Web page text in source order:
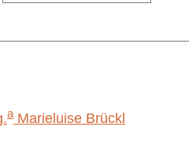
aMarieluise Brückl